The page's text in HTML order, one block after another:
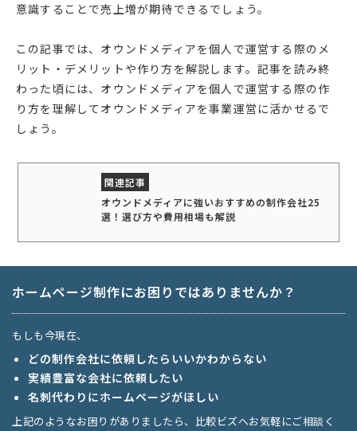
意識することで売上増が期待できるでしょう。
この記事では、オウンドメディアを個人で運営する際のメ
リット・デメリットや作り方を解説します。記事を読み終
わった頃には、オウンドメディアを個人で運営する際の作
り方を理解してオウンドメディアを事業運営に活かせるで
しょう。
オウンドメディアに強いおすすめの制作会社25
選！選び方や費用相場も解説
ホームページ制作にお困りではありませんか？
もしも今現在、
どの制作会社に依頼したらいいかわからない
実績豊富な会社に依頼したい
名刺代わりにホームページがほしい
上記のようなお困りがありましたら、比較ビズへお気軽にご相談く